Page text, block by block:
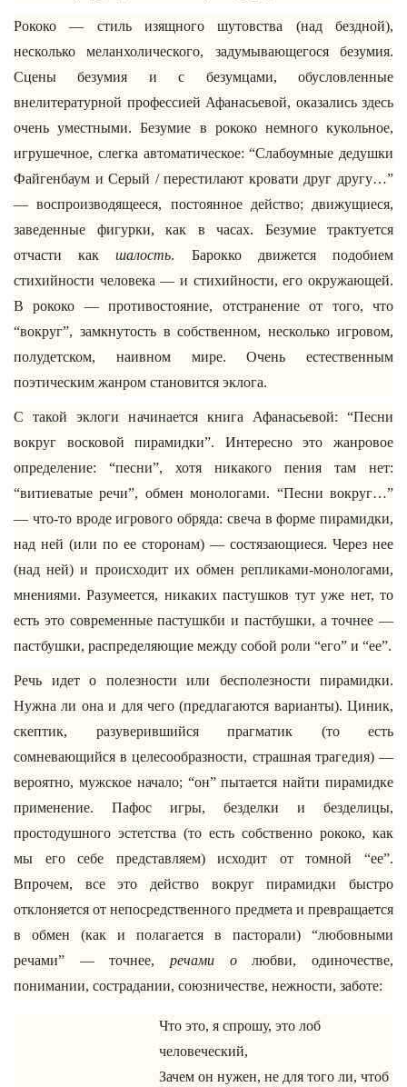
Рококо — стиль изящного шутовства (над бездной),
несколько меланхолического, задумывающегося безумия.
Сцены безумия и с безумцами, обусловленные
внелитературной профессией Афанасьевой, оказались здесь
очень уместными. Безумие в рококо немного кукольное,
игрушечное, слегка автоматическое: “Слабоумные дедушки
Файгенбаум и Серый / перестилают кровати друг другу…”
— воспроизводящееся, постоянное действо; движущиеся,
заведенные фигурки, как в часах. Безумие трактуется
отчасти какшалость. Барокко движется подобием
стихийности человека — и стихийности, его окружающей.
В рококо — противостояние, отстранение от того, что
“вокруг”, замкнутость в собственном, несколько игровом,
полудетском, наивном мире. Очень естественным
поэтическим жанром становится эклога.
С такой эклоги начинается книга Афанасьевой: “Песни
вокруг восковой пирамидки”. Интересно это жанровое
определение: “песни”, хотя никакого пения там нет:
“витиеватые речи”, обмен монологами. “Песни вокруг…”
— что-то вроде игрового обряда: свеча в форме пирамидки,
над ней (или по ее сторонам) — состязающиеся. Через нее
(над ней) и происходит их обмен репликами-монологами,
мнениями. Разумеется, никаких пастушков тут уже нет, то
есть это современные пастушкби и пастбушки, а точнее —
пастбушки, распределяющие между собой роли “его” и “ее”.
Речь идет о полезности или бесполезности пирамидки.
Нужна ли она и для чего (предлагаются варианты). Циник,
скептик, разуверившийся прагматик (то есть
сомневающийся в целесообразности, страшная трагедия) —
вероятно, мужское начало; “он” пытается найти пирамидке
применение. Пафос игры, безделки и безделицы,
простодушного эстетства (то есть собственно рококо, как
мы его себе представляем) исходит от томной “ее”.
Впрочем, все это действо вокруг пирамидки быстро
отклоняется от непосредственного предмета и превращается
в обмен (как и полагается в пасторали) “любовными
речами” — точнее, речами олюбви, одиночестве,
понимании, сострадании, союзничестве, нежности, заботе:
Что это, я спрошу, это лоб
человеческий,
Зачем он нужен, не для того ли, чтоб